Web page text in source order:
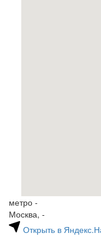
метро -
Москва, -
Открыть в